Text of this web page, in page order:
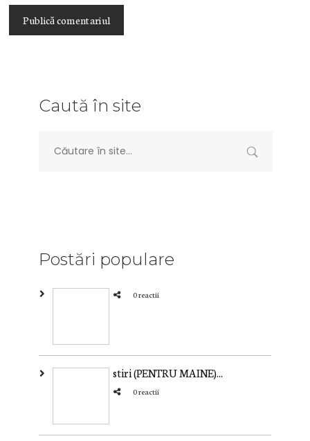
Caută în site
Postări populare
0 reactii
stiri (PENTRU MAINE)...
0 reactii